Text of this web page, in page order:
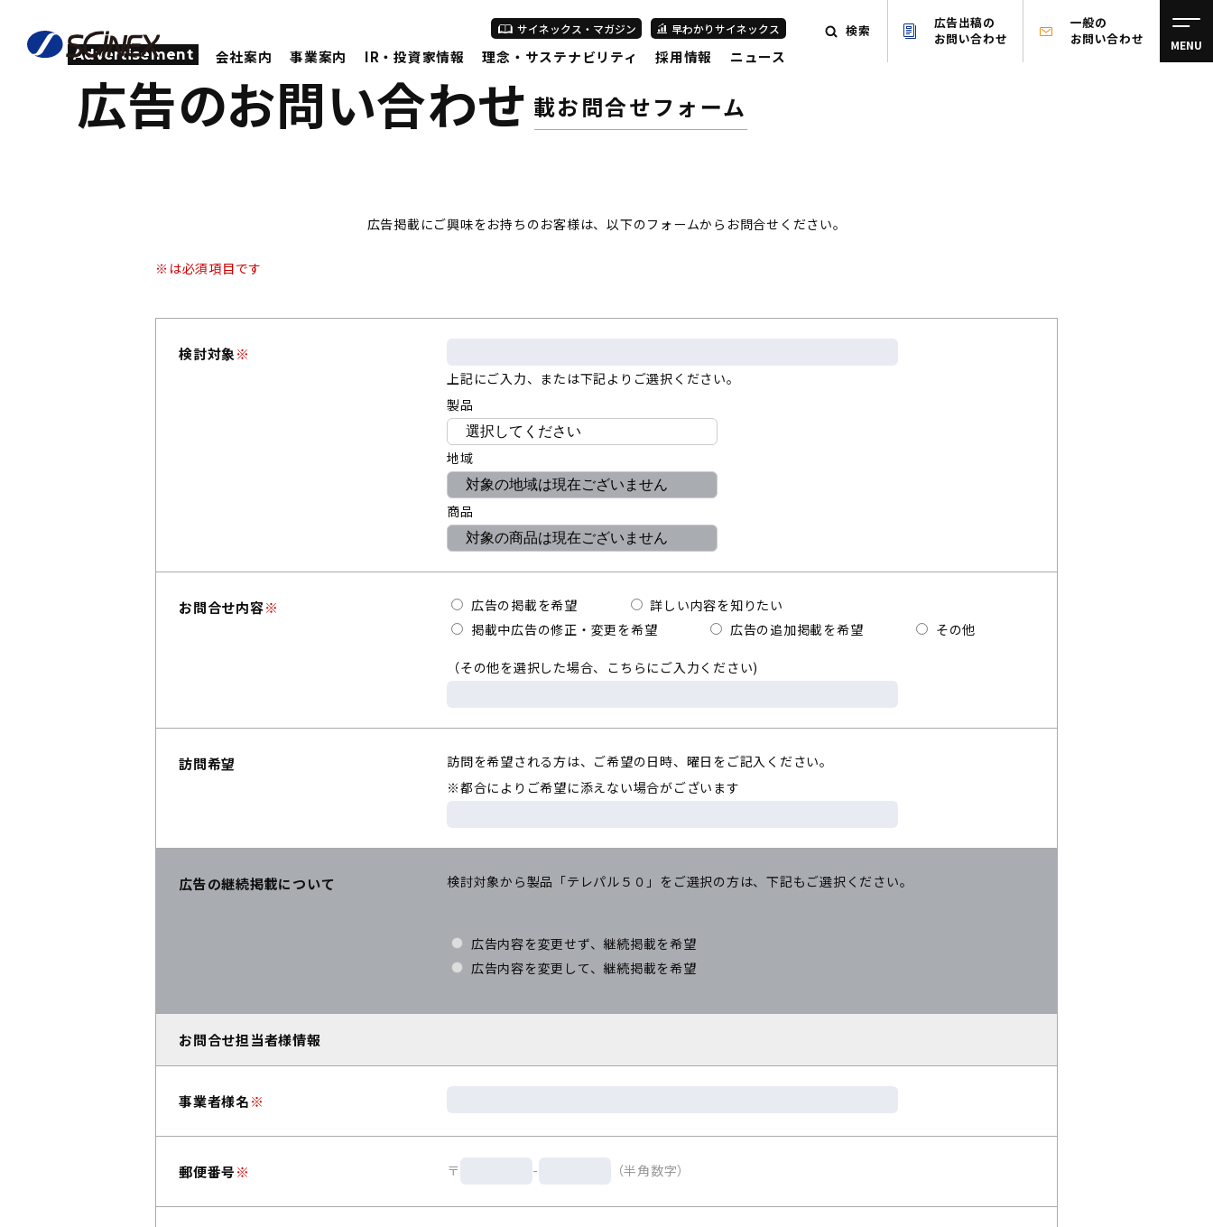
サイネックス・マガジン 早わかりサイネックス
会社案内 事業案内 IR・投資家情報 理念・サステナビリティ 採用情報 ニュース
検索
広告出稿の
お問い合わせ
一般の
お問い合わせ
MENU
Advertisement
広告のお問い合わせ広告掲載お問合せフォーム
広告掲載にご興味をお持ちのお客様は、以下のフォームからお問合せください。
※は必須項目です
検討対象※
上記にご入力、または下記よりご選択ください。
製品
地域
商品
お問合せ内容※ 広告の掲載を希望
詳しい内容を知りたい
掲載中広告の修正・変更を希望
広告の追加掲載を希望 その他
（その他を選択した場合、こちらにご入力ください)
訪問希望
訪問を希望される方は、ご希望の日時、曜日をご記入ください。
※都合によりご希望に添えない場合がございます
広告の継続掲載について 検討対象から製品「テレパル５０」をご選択の方は、下記もご選択ください。
広告内容を変更せず、継続掲載を希望
広告内容を変更して、継続掲載を希望
お問合せ担当者様情報
事業者様名※
郵便番号※ 〒 - （半角数字）